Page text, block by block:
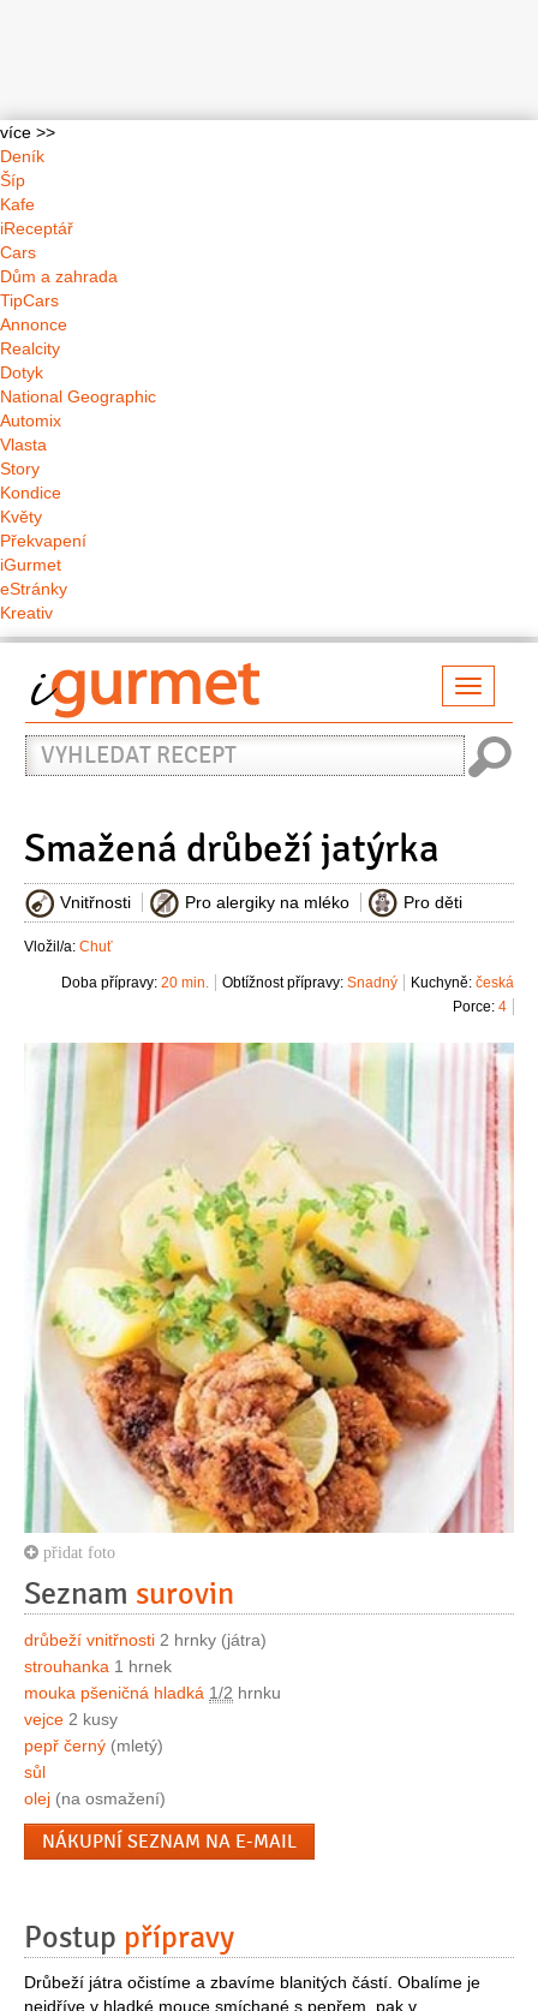
více >>
Deník
Šíp
Kafe
iReceptář
Cars
Dům a zahrada
TipCars
Annonce
Realcity
Dotyk
National Geographic
Automix
Vlasta
Story
Kondice
Květy
Překvapení
iGurmet
eStránky
Kreativ
Vyhledat
recept
Smažená drůbeží jatýrka
Vnitřnosti Pro alergiky na mléko Pro děti
Vložil/a: Chuť
Kuchyně: česká
Obtížnost přípravy: Snadný
Doba přípravy: 20 min.
Porce: 4
přidat foto
Seznam surovin
drůbeží vnitřnosti 2 hrnky (játra)
strouhanka 1 hrnek
mouka pšeničná hladká 1/2 hrnku
vejce 2 kusy
pepř černý (mletý)
sůl
olej (na osmažení)
NÁKUPNÍ SEZNAM NA E-MAIL
Postup přípravy
Drůbeží játra očistíme a zbavíme blanitých částí. Obalíme je
nejdříve v hladké mouce smíchané s pepřem, pak v